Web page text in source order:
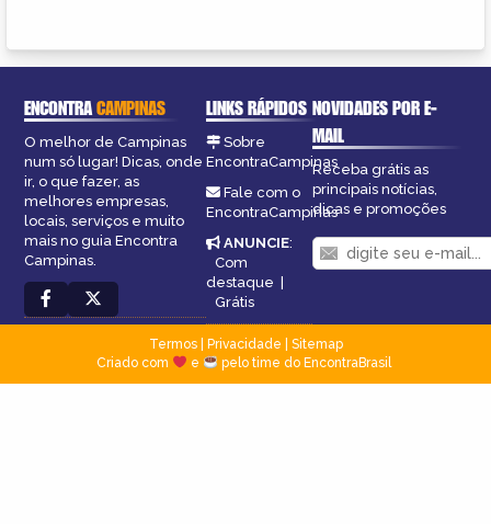
ENCONTRACAMPINAS
O melhor de Campinas
num só lugar! Dicas, onde
ir, o que fazer, as
melhores empresas,
locais, serviços e muito
mais no guia Encontra
Campinas.
LINKS RÁPIDOS
Sobre
EncontraCampinas
Fale com o
EncontraCampinas
ANUNCIE:
Com
destaque |
Grátis
NOVIDADES POR E-
MAIL
Receba grátis as
principais notícias,
dicas e promoções
Termos| Privacidade
Sitemap
Criado com
e pelo time do EncontraBrasil